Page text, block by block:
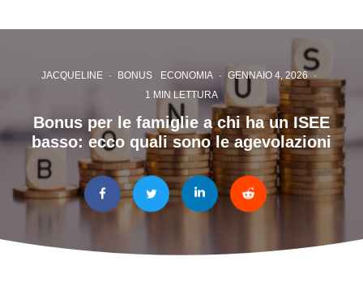
JACQUELINE · BONUS ECONOMIA · GENNAIO 4, 2026 ·
1 MIN LETTURA
Bonus per le famiglie a chi ha un ISEE
basso: ecco quali sono le agevolazioni